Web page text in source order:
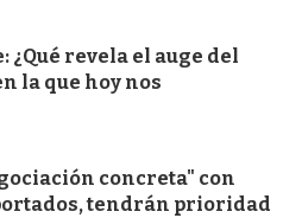
¿Qué revela el auge del
la que hoy nos
concreta" con
tendrán prioridad